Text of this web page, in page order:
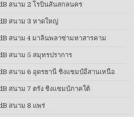
สนาม 2 โรบินสันสกลนคร
สนาม 3 หาดใหญ่
สนาม 4 มาลินพลาซ่ามหาสารคาม
สนาม 5 สมุทรปราการ
สนาม 6 อุดรธานี ชิงแชมป์อีสานเหนือ
สนาม 7 ตรัง ชิงแชมป์ภาคใต้
สนาม 8 แพร่